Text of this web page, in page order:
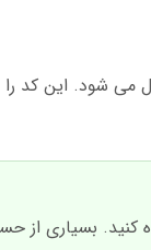
می شود. این کد
کنید. بسیاری